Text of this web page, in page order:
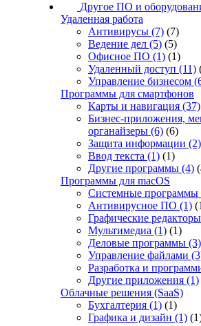
Другое ПО и
Удаленная работа
Антивирусы (7) (7)
Ведение дел (5) (5)
Офисное ПО (1) (1)
Удаленный доступ (11)
Управление бизнесом
Программы для смартфонов
Карты и навигация (37)
Бизнес-приложения,
органайзеры (6) (6)
Защита информации (2)
Ввод текста (1) (1)
Другие программы (4)
Программы для macOS
Системные программы
Антивирусное ПО (1)
Графические редакторы
Мультимедиа (1) (1)
Деловые программы (3)
Управление файлами
Разработка и
Другие приложения (1)
Облачные решения (SaaS)
Бухгалтерия (1) (1)
Графика и дизайн (1)